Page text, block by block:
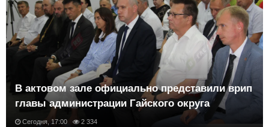
В актовом зале официально представили врип
главы администрации Гайского округа
Сегодня, 17:00 2 334